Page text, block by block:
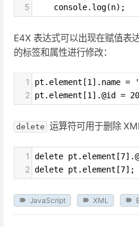
5
    console.log(n);
E4X 表达式可以出现在赋值表
的标签和属性进行修改：
1 pt.element[1].name =
2 pt.element[1].@id =
delete 运算符可用于删除
1 delete
2 delete pt.element[7];
JavaScript XML